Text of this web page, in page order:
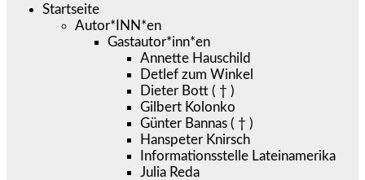
Startseite
Autor*INN*en
Gastautor*inn*en
Annette Hauschild
Detlef zum Winkel
Dieter Bott ( † )
Gilbert Kolonko
Günter Bannas ( † )
Hanspeter Knirsch
Informationsstelle Lateinamerika
Julia Reda